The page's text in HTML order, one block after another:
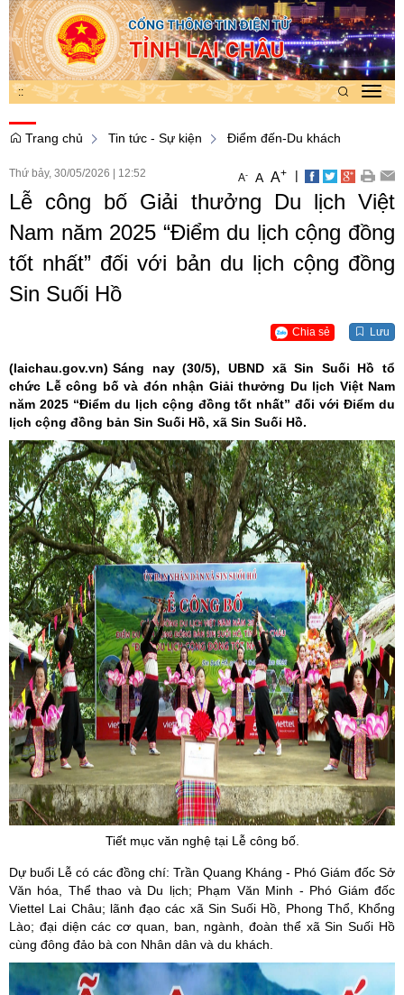
::
Trang chủ
Tin tức - Sự kiện Điểm đến-Du khách
Thứ bảy, 30/05/2026 12:52 A- A A+ |
Lễ công bố Giải thưởng Du lịch Việt
Nam năm 2025 “Điểm du lịch cộng đồng
tốt nhất” đối với bản du lịch cộng đồng
Sin Suối Hồ
Chia sẻ Lưu
(laichau.gov.vn) Sáng nay (30/5), UBND xã Sin Suối Hồ tổ
chức Lễ công bố và đón nhận Giải thưởng Du lịch Việt Nam
năm 2025 “Điểm du lịch cộng đồng tốt nhất” đối với Điểm du
lịch cộng đồng bản Sin Suối Hồ, xã Sin Suối Hồ.
Tiết mục văn nghệ tại Lễ công bố.
Dự buổi Lễ có các đồng chí: Trần Quang Kháng - Phó Giám đốc Sở
Văn hóa, Thể thao và Du lịch; Phạm Văn Minh - Phó Giám đốc
Viettel Lai Châu; lãnh đạo các xã Sin Suối Hồ, Phong Thổ, Khổng
Lào; đại diện các cơ quan, ban, ngành, đoàn thể xã Sin Suối Hồ
cùng đông đảo bà con Nhân dân và du khách.